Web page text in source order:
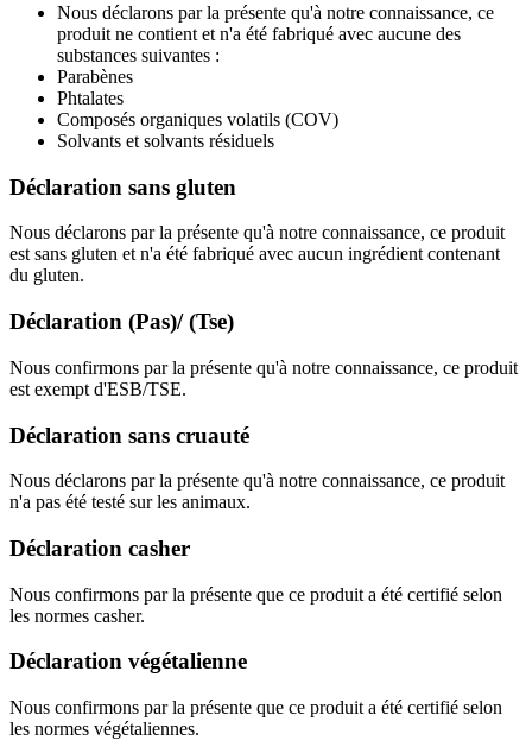
Nous déclarons par la présente qu'à notre connaissance, ce
produit ne contient et n'a été fabriqué avec aucune des
substances suivantes :
Parabènes
Phtalates
Composés organiques volatils (COV)
Solvants et solvants résiduels
Déclaration sans gluten
Nous déclarons par la présente qu'à notre connaissance, ce produit
est sans gluten et n'a été fabriqué avec aucun ingrédient contenant
du gluten.
Déclaration (Pas)/ (Tse)
Nous confirmons par la présente qu'à notre connaissance, ce produit
est exempt d'ESB/TSE.
Déclaration sans cruauté
Nous déclarons par la présente qu'à notre connaissance, ce produit
n'a pas été testé sur les animaux.
Déclaration casher
Nous confirmons par la présente que ce produit a été certifié selon
les normes casher.
Déclaration végétalienne
Nous confirmons par la présente que ce produit a été certifié selon
les normes végétaliennes.